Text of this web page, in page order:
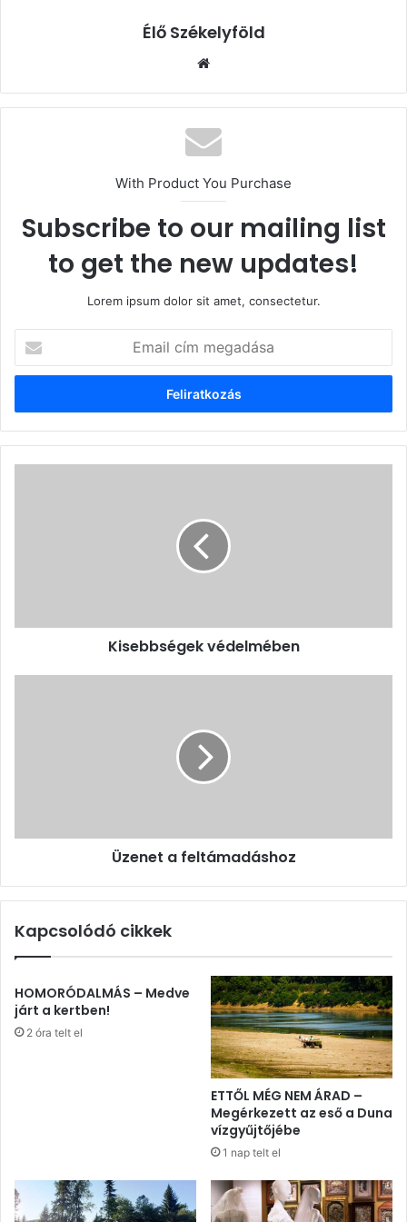
Élő Székelyföld
With Product You Purchase
Subscribe to our mailing list
to get the new updates!
Lorem ipsum dolor sit amet, consectetur.
cím
megadása
Kisebbségek védelmében
Üzenet a feltámadáshoz
Kapcsolódó cikkek
HOMORÓDALMÁS – Medve
járt a kertben!
2 óra telt el
ETTŐL MÉG NEM ÁRAD –
Megérkezett az eső a Duna
vízgyűjtőjébe
1 nap telt el